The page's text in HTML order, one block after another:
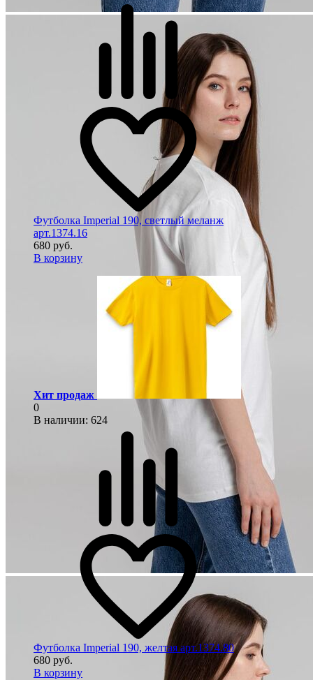
Футболка Imperial 190, светлый меланж
арт.1374.16
680 руб.
В корзину
Хит продаж
0
В наличии: 624
Футболка Imperial 190, желтая арт.1374.80
680 руб.
В корзину